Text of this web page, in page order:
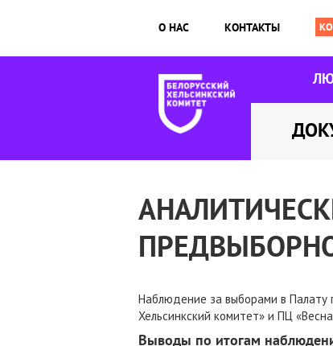
О НАС КОНТАКТЫ
Наблюдение за выборами в Палату
Хельсинкский комитет» и ПЦ
Выводы по итогам